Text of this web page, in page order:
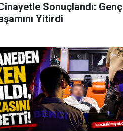
Sonuçlandı: Genç
Yitirdi